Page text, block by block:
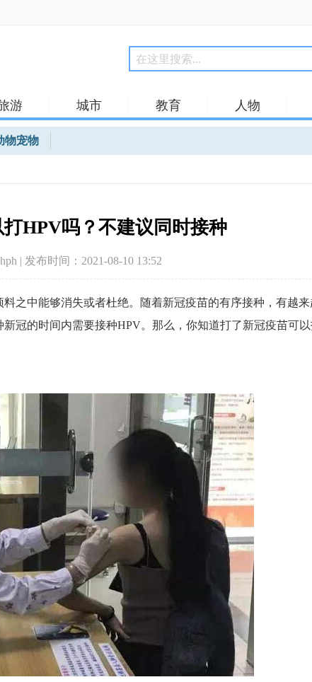
游 城市 教育
人物
物宠物
HPV吗？不建议同时接种
| 发布时间：2021-08-10 13:52
之中能够消失或者杜绝。随着新冠疫苗的有序接种，有越
冠的时间内需要接种HPV。那么，你知道打了新冠疫苗可